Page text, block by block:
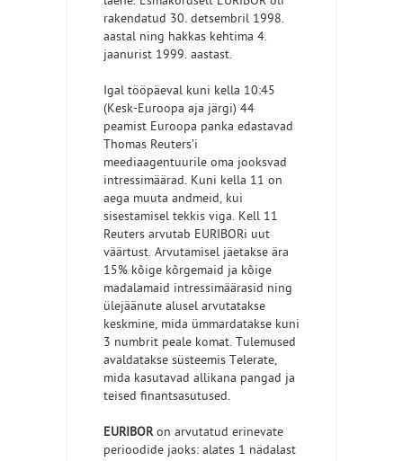
rakendatud 30. detsembril 1998.
aastal ning hakkas kehtima 4.
jaanurist 1999. aastast.
Igal tööpäeval kuni kella 10:45
(Kesk-Euroopa aja järgi) 44
peamist Euroopa panka edastavad
Thomas Reuters’i
meediaagentuurile oma jooksvad
intressimäärad. Kuni kella 11 on
aega muuta andmeid, kui
sisestamisel tekkis viga. Kell 11
Reuters arvutab EURIBORi uut
väärtust. Arvutamisel jäetakse ära
15% kõige kõrgemaid ja kõige
madalamaid intressimäärasid ning
ülejäänute alusel arvutatakse
keskmine, mida ümmardatakse kuni
3 numbrit peale komat. Tulemused
avaldatakse süsteemis Telerate,
mida kasutavad allikana pangad ja
teised finantsasutused.
EURIBORon arvutatud erinevate
perioodide jaoks: alates 1 nädalast